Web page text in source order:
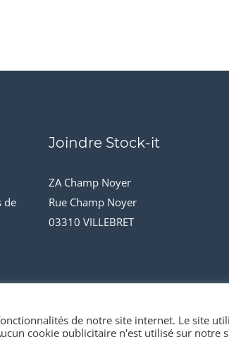
de
Joindre Stock-it
ZA Champ Noyer
Rue Champ Noyer
03310 VILLEBRET
de notre site internet. Le site
cookie publicitaire n'est utilisé sur notre